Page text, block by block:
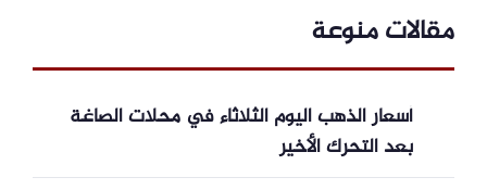
مقالات منوعة
أسعار الذهب اليوم الثلاثاء في محلات الصاغة
بعد التحرك الأخير